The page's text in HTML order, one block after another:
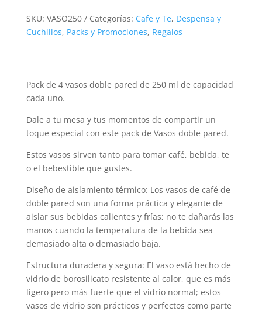
ml
cantidad
SKU: VASO250 Categorías: Cafe y Te, Despensa y
Cuchillos, Packs y Promociones, Regalos
Pack de 4 vasos doble pared de 250 ml de capacidad
cada uno.
Dale a tu mesa y tus momentos de compartir un
toque especial con este pack de Vasos doble pared.
Estos vasos sirven tanto para tomar café, bebida, te
o el bebestible que gustes.
Diseño de aislamiento térmico: Los vasos de café de
doble pared son una forma práctica y elegante de
aislar sus bebidas calientes y frías; no te dañarás las
manos cuando la temperatura de la bebida sea
demasiado alta o demasiado baja.
Estructura duradera y segura: El vaso está hecho de
vidrio de borosilicato resistente al calor, que es más
ligero pero más fuerte que el vidrio normal; estos
vasos de vidrio son prácticos y perfectos como parte